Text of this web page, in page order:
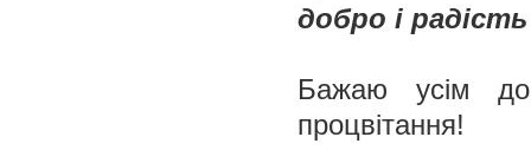
добро і
Бажаю усім
процвітання!